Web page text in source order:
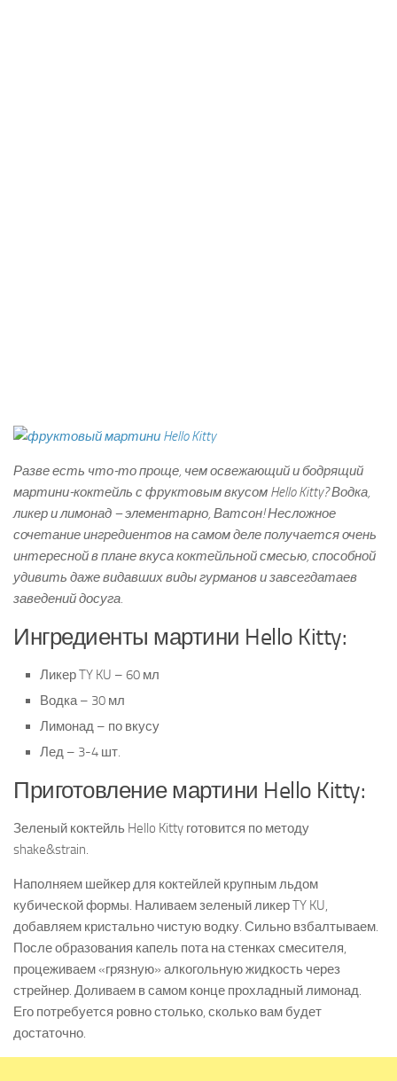
Разве есть что-то проще, чем освежающий и бодрящий
мартини-коктейль с фруктовым вкусом Hello Kitty? Водка,
ликер и лимонад – элементарно, Ватсон! Несложное
сочетание ингредиентов на самом деле получается очень
интересной в плане вкуса коктейльной смесью, способной
удивить даже видавших виды гурманов и завсегдатаев
заведений досуга.
Ингредиенты мартини Hello Kitty:
Ликер TY KU – 60 мл
Водка – 30 мл
Лимонад – по вкусу
Лед – 3-4 шт.
Приготовление мартини Hello Kitty:
Зеленый коктейль Hello Kitty готовится по методу
shake&strain.
Наполняем шейкер для коктейлей крупным льдом
кубической формы. Наливаем зеленый ликер TY KU,
добавляем кристально чистую водку. Сильно взбалтываем.
После образования капель пота на стенках смесителя,
процеживаем «грязную» алкогольную жидкость через
стрейнер. Доливаем в самом конце прохладный лимонад.
Его потребуется ровно столько, сколько вам будет
достаточно.